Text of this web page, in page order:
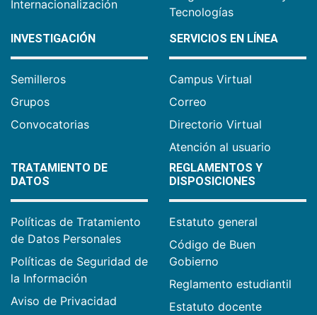
Internacionalización
Tecnologías
INVESTIGACIÓN
Semilleros
Grupos
Convocatorias
SERVICIOS EN LÍNEA
Campus Virtual
Correo
Directorio Virtual
Atención al usuario
TRATAMIENTO DE
DATOS
Políticas de Tratamiento
de Datos Personales
Políticas de Seguridad de
la Información
Aviso de Privacidad
REGLAMENTOS Y
DISPOSICIONES
Estatuto general
Código de Buen
Gobierno
Reglamento estudiantil
Estatuto docente